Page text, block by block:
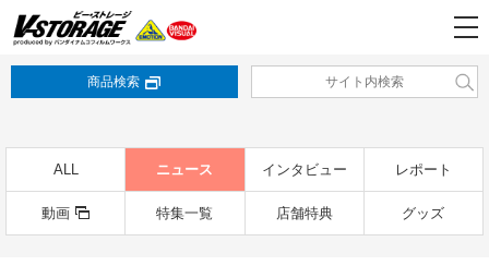
商品検索
ALL ニュース インタビュー レポート
動画 特集一覧 店舗特典 グッズ